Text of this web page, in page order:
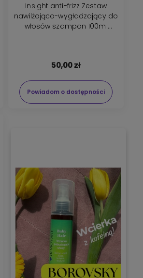
Insight anti-frizz Zestaw
nawilżająco-wygładzający do
włosów szampon 100ml
50,00 zł
Powiadom o dostępności